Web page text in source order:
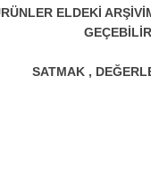
ELDEKİ
SATMAK ,